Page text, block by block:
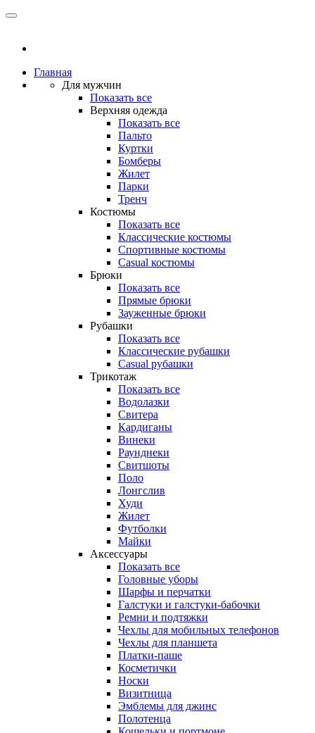
Главная
Для мужчин
Показать все
Верхняя одежда
Показать все
Пальто
Куртки
Бомберы
Жилет
Парки
Тренч
Костюмы
Показать все
Классические костюмы
Спортивные костюмы
Casual костюмы
Брюки
Показать все
Прямые брюки
Зауженные брюки
Рубашки
Показать все
Классические рубашки
Casual рубашки
Трикотаж
Показать все
Водолазки
Свитера
Кардиганы
Винеки
Раунднеки
Свитшоты
Поло
Лонгслив
Худи
Жилет
Футболки
Майки
Аксессуары
Показать все
Головные уборы
Шарфы и перчатки
Галстуки и галстуки-бабочки
Ремни и подтяжки
Чехлы для мобильных телефонов
Чехлы для планшета
Платки-паше
Косметички
Носки
Визитница
Эмблемы для джинс
Полотенца